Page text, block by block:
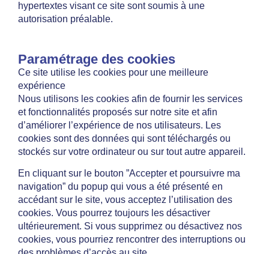
hypertextes visant ce site sont soumis à une
autorisation préalable.
Paramétrage des cookies
Ce site utilise les cookies pour une meilleure
expérience
Nous utilisons les cookies afin de fournir les services
et fonctionnalités proposés sur notre site et afin
d’améliorer l’expérience de nos utilisateurs. Les
cookies sont des données qui sont téléchargés ou
stockés sur votre ordinateur ou sur tout autre appareil.
En cliquant sur le bouton ”Accepter et poursuivre ma
navigation” du popup qui vous a été présenté en
accédant sur le site, vous acceptez l’utilisation des
cookies. Vous pourrez toujours les désactiver
ultérieurement. Si vous supprimez ou désactivez nos
cookies, vous pourriez rencontrer des interruptions ou